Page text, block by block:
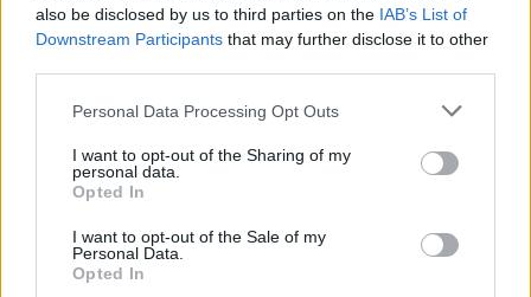
also be disclosed by us to third parties on the IAB’s List of
Downstream Participants that may further disclose it to other
Personal Data Processing Opt Outs
I want to opt-out of the Sharing of my
personal data.
Opted In
I want to opt-out of the Sale of my
Personal Data.
Opted In
Ακολουθώντας το βίντεο του ηθοποιού Chris
Hemsworth να κάνει σέρφινγκ με κοστούμι
κοινωνικά μέσα το καλοκαίρι του 2019, καθώς
άνδρες και γυναίκες από όλο τον κόσμο
χάριζαν ολοένα και πιο δημιουργικές
κοστούμι;».